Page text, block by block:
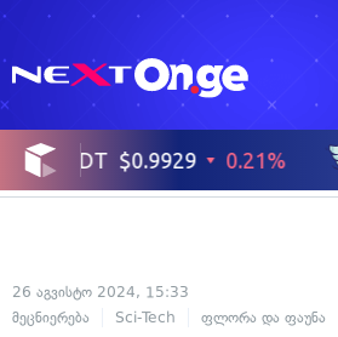
26 აგვისტო 2024, 15:33
მეცნიერება
Sci-Tech ფლორა და ფაუნა